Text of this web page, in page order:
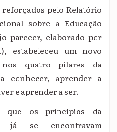
pelo Relatório
sobre a Educação
parecer, elaborado por
estabeleceu um novo
nos quatro pilares da
conhecer, aprender a
e aprender a ser.
que os princípios da
já se encontravam